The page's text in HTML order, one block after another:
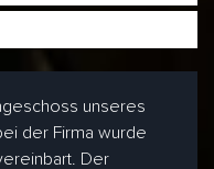
unseres
der Firma wurde
Der